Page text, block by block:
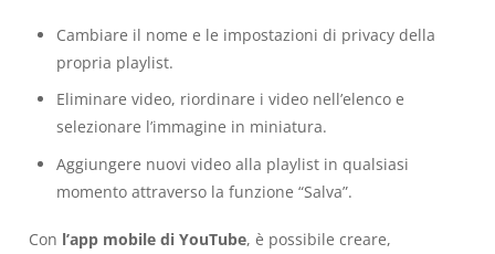
Cambiare il nome e le impostazioni di privacy della
propria playlist.
Eliminare video, riordinare i video nell’elenco e
selezionare l’immagine in miniatura.
Aggiungere nuovi video alla playlist in qualsiasi
momento attraverso la funzione “Salva”.
Con l’app mobile di YouTube, è possibile creare,